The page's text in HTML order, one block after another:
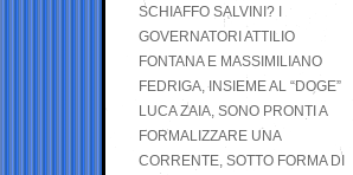
SCHIAFFO SALVINI? I
GOVERNATORI ATTILIO
FONTANA E MASSIMILIANO
FEDRIGA, INSIEME AL “DOGE”
LUCA ZAIA, SONO PRONTI A
FORMALIZZARE UNA
CORRENTE, SOTTO FORMA DI